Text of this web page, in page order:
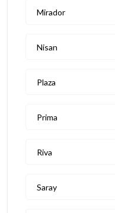
Mirador
Nisan
Plaza
Prima
Riva
Saray